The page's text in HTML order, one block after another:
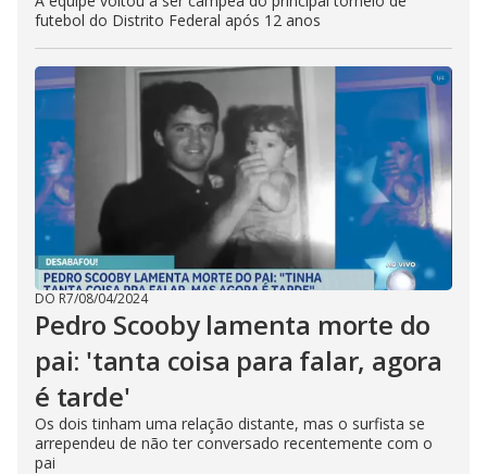
futebol do Distrito Federal após 12 anos
DO R7/08/04/2024
Pedro Scooby lamenta morte do
pai: 'tanta coisa para falar, agora
é tarde'
Os dois tinham uma relação distante, mas o surfista se
arrependeu de não ter conversado recentemente com o
pai